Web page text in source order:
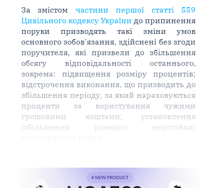
За змістом частини першої статті 559
Цивільного кодексу України до припинення
поруки призводять такі зміни умов
основного зобов'язання, здійснені без згоди
поручителя, які призвели до збільшення
обсягу відповідальності останнього,
зокрема: підвищення розміру процентів;
відстрочення виконання, що призводить до
збільшення періоду, за який нараховуються
проценти за користування чужими
грошовими коштами; установлення
(збільшення розміру) неустойки;